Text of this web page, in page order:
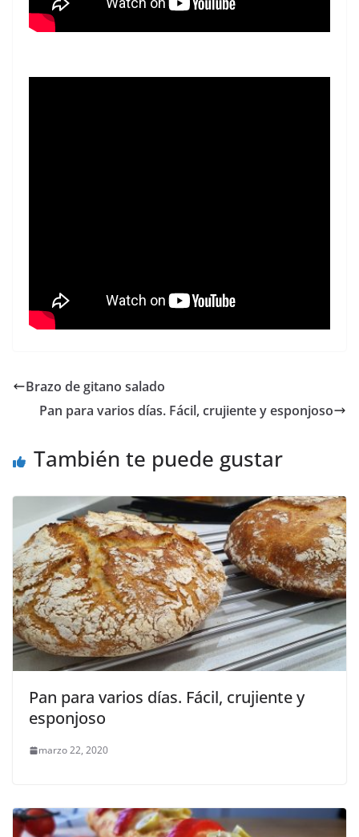
Brazo de gitano salado
Pan para varios días. Fácil, crujiente y esponjoso
También te puede gustar
Pan para varios días. Fácil, crujiente y
esponjoso
marzo 22, 2020